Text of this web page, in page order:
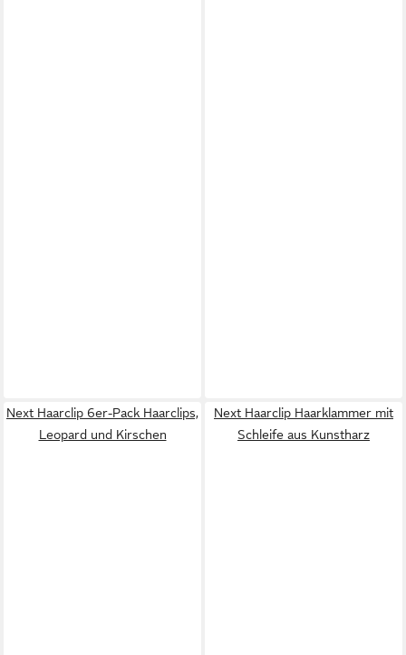
Next Haarclip 6er-Pack Haarclips,
Leopard und Kirschen
Next Haarclip Haarklammer mit
Schleife aus Kunstharz